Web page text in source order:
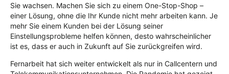
Sie wachsen. Machen Sie sich zu einem One-Stop-Shop –
einer Lösung, ohne die Ihr Kunde nicht mehr arbeiten kann. Je
mehr Sie einem Kunden bei der Lösung seiner
Einstellungsprobleme helfen können, desto wahrscheinlicher
ist es, dass er auch in Zukunft auf Sie zurückgreifen wird.
Fernarbeit hat sich weiter entwickelt als nur in Callcentern und